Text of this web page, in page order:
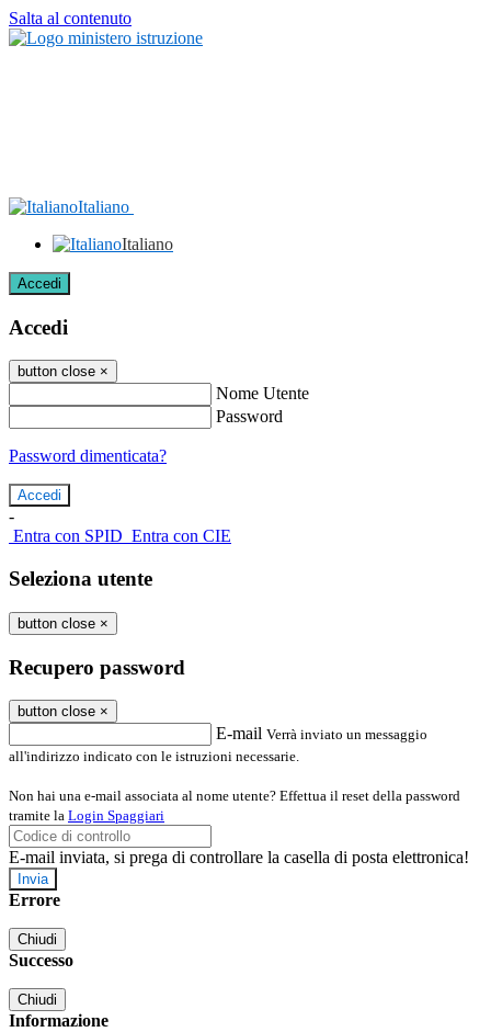
Salta al contenuto
Italiano
Italiano
Accedi
Accedi
button close ×
Nome Utente
Password
Password dimenticata?
-
Entra con SPID Entra con CIE
Seleziona utente
button close ×
Recupero password
button close ×
E-mail Verrà inviato un messaggio
all'indirizzo indicato con le istruzioni necessarie.
Non hai una e-mail associata al nome utente? Effettua il reset della password
tramite la Login Spaggiari
E-mail inviata, si prega di controllare la casella di posta elettronica!
Errore
Chiudi
Successo
Chiudi
Informazione